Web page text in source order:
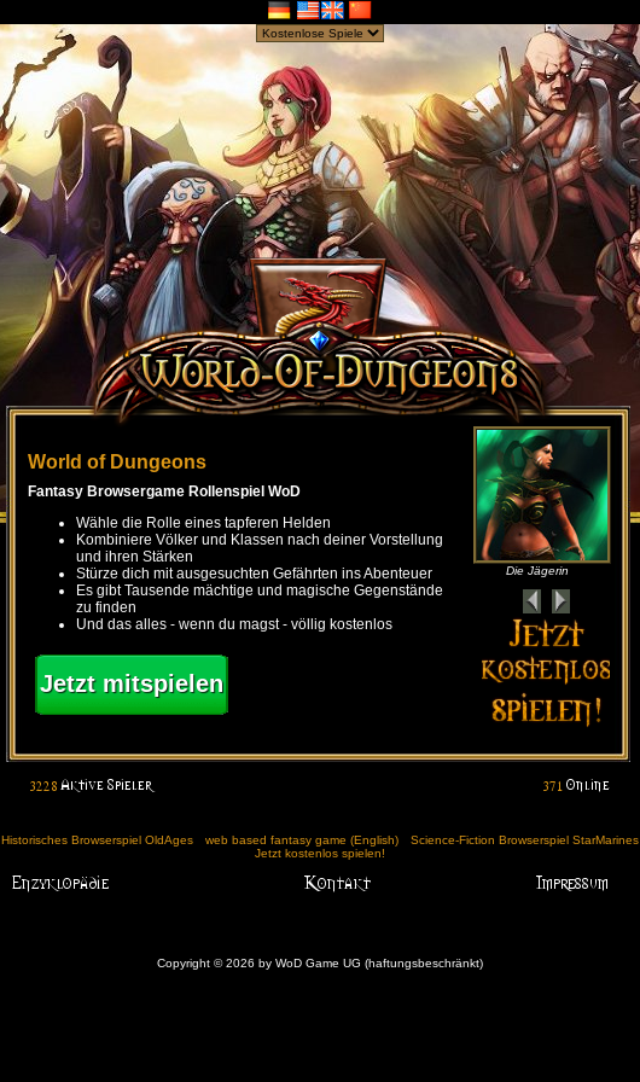
World of Dungeons
Fantasy Browsergame Rollenspiel WoD
Wähle die Rolle eines tapferen Helden
Kombiniere Völker und Klassen nach deiner Vorstellung
und ihren Stärken
Stürze dich mit ausgesuchten Gefährten ins Abenteuer
Es gibt Tausende mächtige und magische Gegenstände
zu finden
Und das alles - wenn du magst - völlig kostenlos
Jetzt mitspielen
Die Jägerin
Historisches Browserspiel OldAges web based fantasy game (English)
Science-Fiction Browserspiel StarMarines
Jetzt kostenlos spielen!
Copyright © 2026 by WoD Game UG (haftungsbeschränkt)